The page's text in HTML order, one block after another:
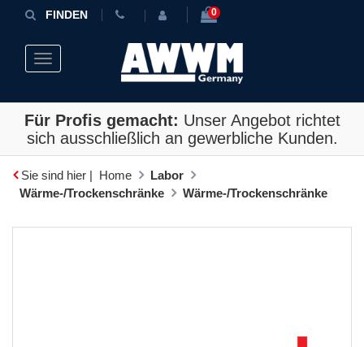
FINDEN 0
Toggle navigation
Für Profis gemacht: Unser Angebot richtet
sich ausschließlich an gewerbliche Kunden.
Sie sind hier | Home
Labor
Wärme-/Trockenschränke
Wärme-/Trockenschränke